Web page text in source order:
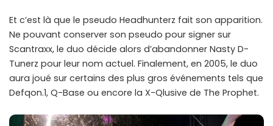
Et c’est là que le pseudo Headhunterz fait son apparition.
Ne pouvant conserver son pseudo pour signer sur
Scantraxx, le duo décide alors d’abandonner Nasty D-
Tunerz pour leur nom actuel. Finalement, en 2005, le duo
aura joué sur certains des plus gros événements tels que
Defqon.1, Q-Base ou encore la X-Qlusive de The Prophet.